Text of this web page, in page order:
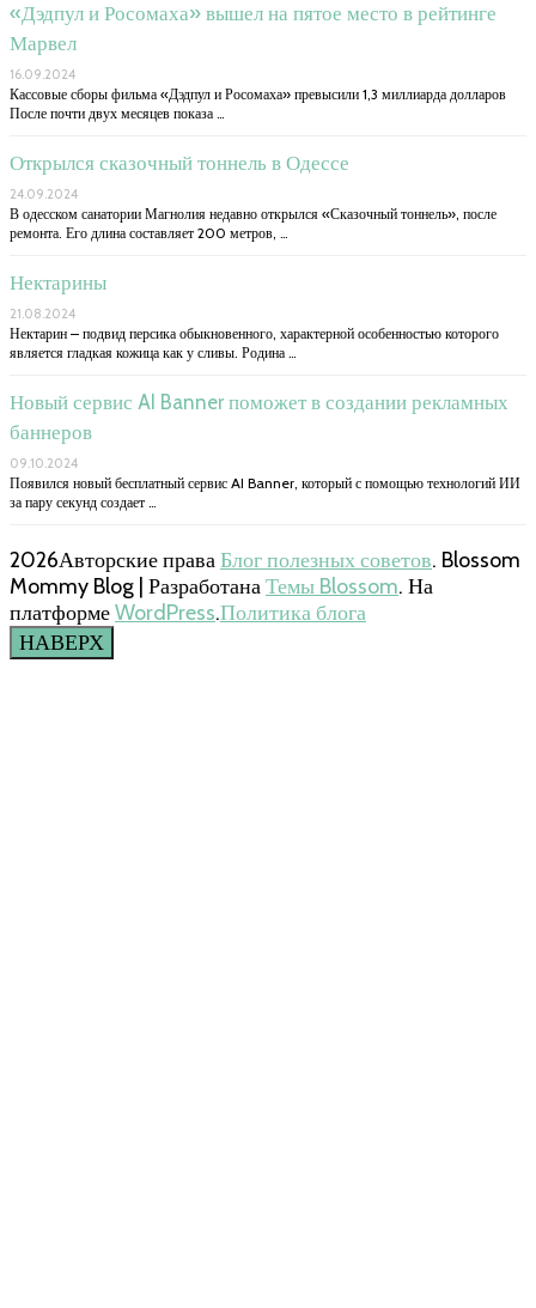
«Дэдпул и Росомаха» вышел на пятое место в рейтинге
Марвел
16.09.2024
Кассовые сборы фильма «Дэдпул и Росомаха» превысили 1,3 миллиарда долларов
После почти двух месяцев показа …
Открылся сказочный тоннель в Одессе
24.09.2024
В одесском санатории Магнолия недавно открылся «Сказочный тоннель», после
ремонта. Его длина составляет 200 метров, …
Нектарины
21.08.2024
Нектарин – подвид персика обыкновенного, характерной особенностью которого
является гладкая кожица как у сливы. Родина …
Новый сервис AI Banner поможет в создании рекламных
баннеров
09.10.2024
Появился новый бесплатный сервис AI Banner, который с помощью технологий ИИ
за пару секунд создает …
2026Авторские праваБлог полезных советов. Blossom
Mommy Blog | РазработанаТемы Blossom. На
платформеWordPress.Политика блога
НАВЕРХ